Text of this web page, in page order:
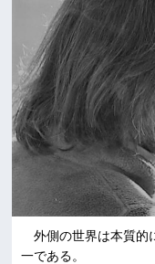
外側の世界は本質的
一である。